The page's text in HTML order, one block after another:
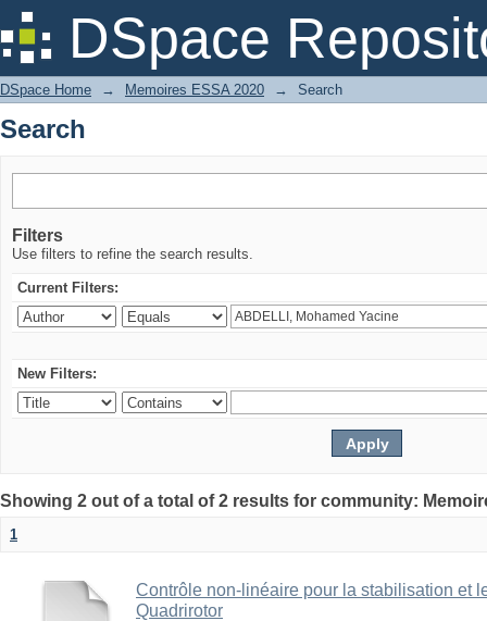
DSpace
Search
DSpace Home → Memoires ESSA 2020 → Search
Search
Filters
Use filters to refine the search results.
Current Filters:
New Filters:
Showing 2 out of a total of 2 results for community:
1
Contrôle non-linéaire pour la stabilisation et
Quadrirotor